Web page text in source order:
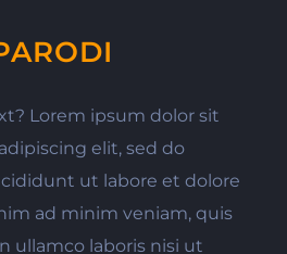
Lorem ipsum dolor sit
elit, sed do
ut labore et dolore
ad minim veniam, quis
ullamco laboris nisi ut